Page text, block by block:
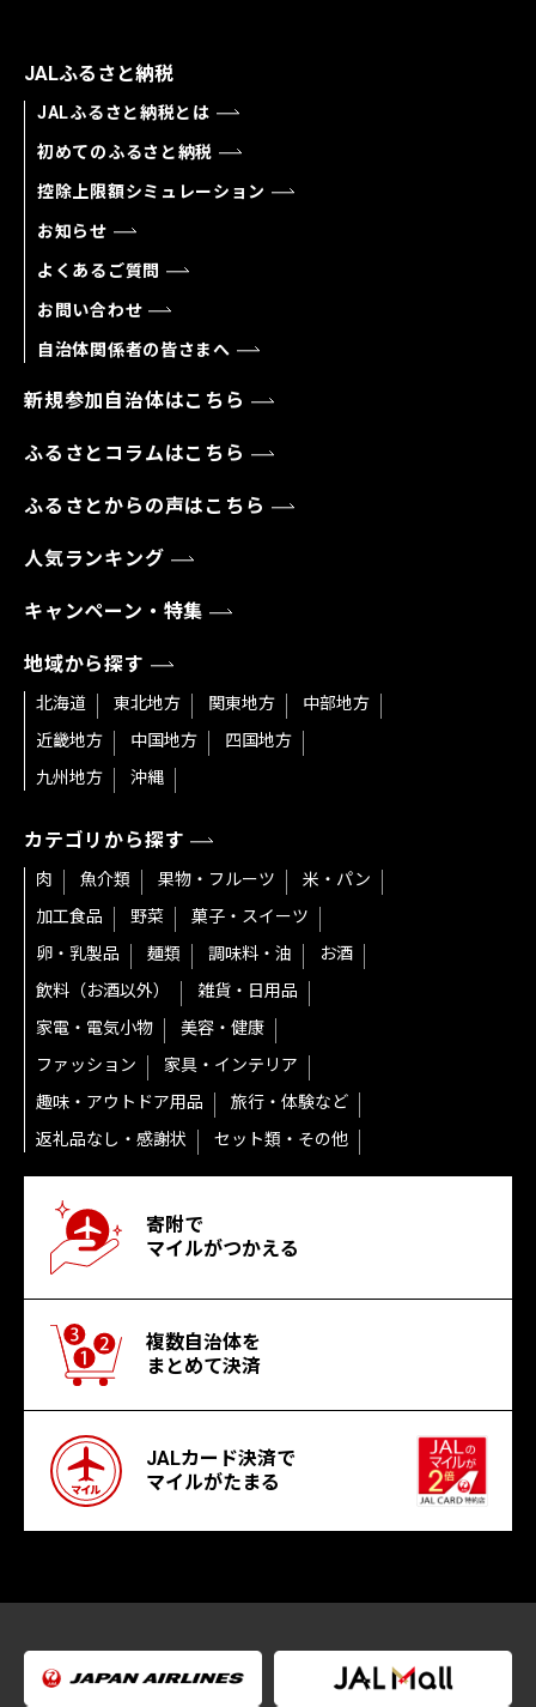
JALふるさと納税
JALふるさと納税とは
初めてのふるさと納税
控除上限額シミュレーション
お知らせ
よくあるご質問
お問い合わせ
自治体関係者の皆さまへ
新規参加自治体はこちら
ふるさとコラムはこちら
ふるさとからの声はこちら
人気ランキング
キャンペーン・特集
地域から探す
北海道 東北地方 関東地方
中部地方
近畿地方
中国地方
四国地方
九州地方
沖縄
カテゴリから探す
肉 魚介類 果物・フルーツ
米・パン
加工食品
野菜
菓子・スイーツ
卵・乳製品
麺類 調味料・油
お酒
飲料（お酒以外）
雑貨・日用品
家電・電気小物
美容・健康
ファッション
家具・インテリア
趣味・アウトドア用品
旅行・体験など
返礼品なし・感謝状
セット類・その他
寄附で
マイルがつかえる
複数自治体を
まとめて決済
JALカード決済で
マイルがたまる